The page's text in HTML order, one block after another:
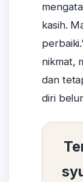
kasih.
nikmat,
dan
diri